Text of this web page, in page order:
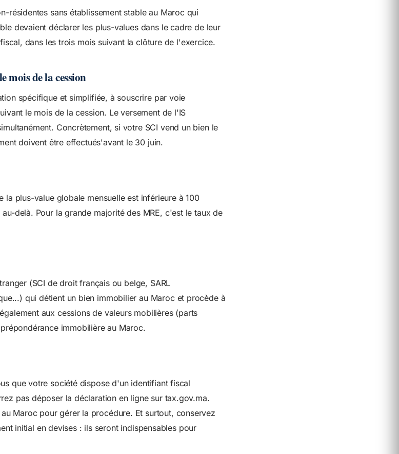
résidentes sans établissement stable au Maroc qui
devaient déclarer les plus-values dans le cadre de leur
dans les trois mois suivant la clôture de l'exercice.
mois de la cession
spécifique et simplifiée, à souscrire par voie
le mois de la cession. Le versement de l'IS
Concrètement, si votre SCI vend un bien le
doivent être effectués'avant le 30 juin.
la plus-value globale mensuelle est inférieure à 100
delà. Pour la grande majorité des MRE, c'est le taux de
(SCI de droit français ou belge, SARL
qui détient un bien immobilier au Maroc et procède à
aux cessions de valeurs mobilières (parts
immobilière au Maroc.
que votre société dispose d'un identifiant fiscal
pas déposer la déclaration en ligne sur tax.gov.ma.
Maroc pour gérer la procédure. Et surtout, conservez
initial en devises : ils seront indispensables pour